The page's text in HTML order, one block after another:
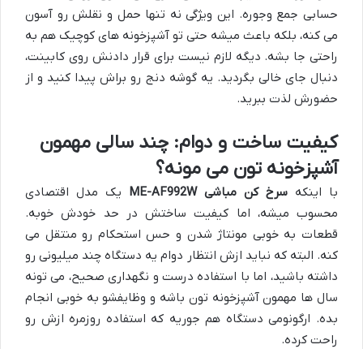
حسابی جمع وجوره. این ویژگی نه تنها حمل و نقلش رو آسون
می کنه، بلکه باعث میشه حتی تو آشپزخونه های کوچیک هم به
راحتی جا بشه. دیگه لازم نیست برای قرار دادنش روی کابینت،
دنبال جای خالی بگردید. یه گوشه دنج رو براش پیدا کنید و از
حضورش لذت ببرید.
کیفیت ساخت و دوام: چند سالی مهمون
آشپزخونه تون می مونه؟
با اینکه سرخ کن مباشی ME-AF992W
یک مدل اقتصادی
محسوب میشه، اما کیفیت ساختش در حد خودش خوبه.
قطعات به خوبی مونتاژ شدن و حس استحکام رو منتقل می
کنه. البته که نباید ازش انتظار دوام یه دستگاه چند میلیونی رو
داشته باشید، اما با استفاده درست و نگهداری صحیح، می تونه
سال ها مهمون آشپزخونه تون باشه و وظایفشو به خوبی انجام
بده. ارگونومی دستگاه هم جوریه که استفاده روزمره ازش رو
راحت کرده.